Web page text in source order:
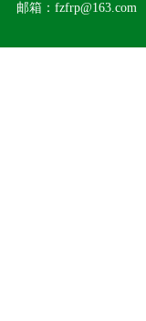
邮箱：fzfrp@163.com